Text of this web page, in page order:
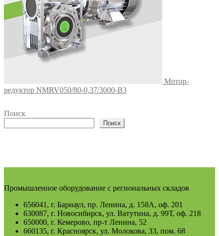
Мотор-
редуктор NMRV050/80-0,37/3000-B3
Поиск
Поиск
Промышленное оборудование с региональных складов
656041, г. Барнаул, пр. Ленина, д. 158А, оф. 201
630087, г. Новосибирск, ул. Ватутина, д. 99Т, оф. 218
650000, г. Кемерово, пр-т Ленина, 52
660135, г. Красноярск, ул. Молокова, 33, пом. 68